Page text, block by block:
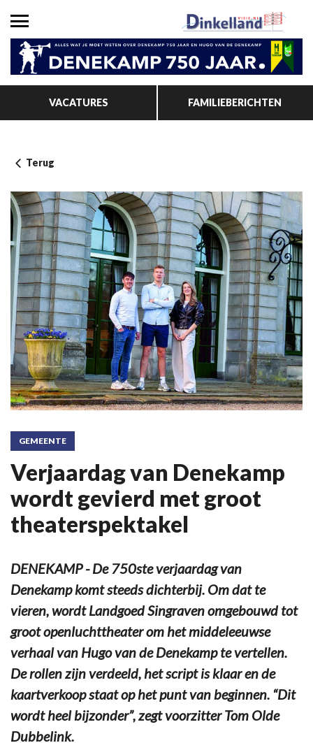
VACATURES FAMILIEBERICHTEN
Terug
GEMEENTE
Verjaardag van Denekamp
wordt gevierd met groot
theaterspektakel
DENEKAMP - De 750ste verjaardag van
Denekamp komt steeds dichterbij. Om dat te
vieren, wordt Landgoed Singraven omgebouwd tot
groot openluchttheater om het middeleeuwse
verhaal van Hugo van de Denekamp te vertellen.
De rollen zijn verdeeld, het script is klaar en de
kaartverkoop staat op het punt van beginnen. “Dit
wordt heel bijzonder”, zegt voorzitter Tom Olde
Dubbelink.